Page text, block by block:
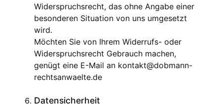
Widerspruchsrecht, das ohne Angabe einer
besonderen Situation von uns umgesetzt
wird.
Möchten Sie von Ihrem Widerrufs- oder
Widerspruchsrecht Gebrauch machen,
genügt eine E-Mail an kontakt@dobmann-
rechtsanwaelte.de
Datensicherheit